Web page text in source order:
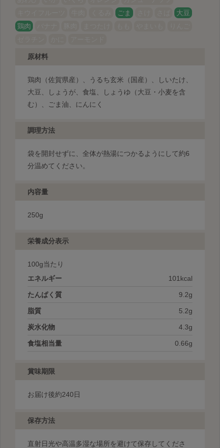
ごま
大豆
鶏肉
原材料
鶏肉（佐賀県産）、うるち玄米（国産）、しいたけ、
大豆、しょうが、食塩、しょうゆ（大豆・小麦を含
む）、ごま油、にんにく
調理方法
袋を開封せずに、全体が熱湯につかるようにして約6
分温めてください。
内容量
250g
栄養成分表示
100g当たり
エネルギー
101kcal
たんぱく質 9.2g
脂質 5.2g
炭水化物 4.3g
食塩相当量 0.66g
賞味期限
お届け後約240日
保存方法
直射日光や高温多湿な場所を避けて保存してくださ